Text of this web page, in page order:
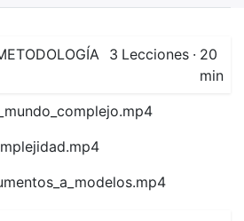
3 Lecciones · 20
min